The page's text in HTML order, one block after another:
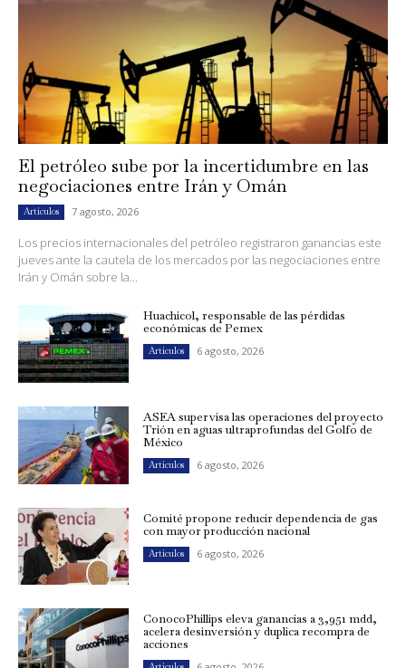
El petróleo sube por la incertidumbre en las
negociaciones entre Irán y Omán
Artículos 7 agosto, 2026
Los precios internacionales del petróleo registraron ganancias este
jueves ante la cautela de los mercados por las negociaciones entre
Irán y Omán sobre la...
Huachicol, responsable de las pérdidas
económicas de Pemex
Artículos 6 agosto, 2026
ASEA supervisa las operaciones del proyecto
Trión en aguas ultraprofundas del Golfo de
México
Artículos 6 agosto, 2026
Comité propone reducir dependencia de gas
con mayor producción nacional
Artículos 6 agosto, 2026
ConocoPhillips eleva ganancias a 3,951 mdd,
acelera desinversión y duplica recompra de
acciones